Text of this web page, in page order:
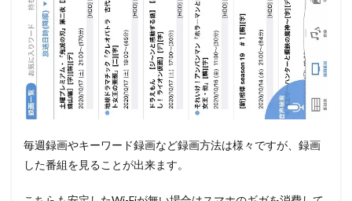
毎週録画やキーワード録画など録画方法は様々ですが、録画
した番組を見ることが出来ます。